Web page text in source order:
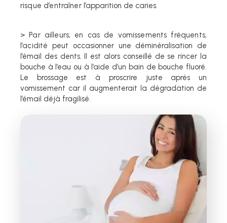
risque d’entraîner l’apparition de caries.
> Par ailleurs, en cas de vomissements fréquents,
l’acidité peut occasionner une déminéralisation de
l’émail des dents. Il est alors conseillé de se rincer la
bouche à l’eau ou à l’aide d’un bain de bouche fluoré.
Le brossage est à proscrire juste après un
vomissement car il augmenterait la dégradation de
l’émail déjà fragilisé.